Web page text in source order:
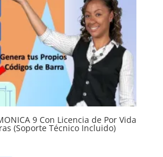
página
de
producto
9 Con Licencia de Por Vida
(Soporte Técnico Incluido)